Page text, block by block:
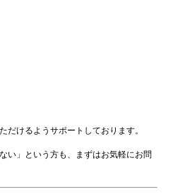
だけるようサポートしております。
い」という方も、まずはお気軽にお問